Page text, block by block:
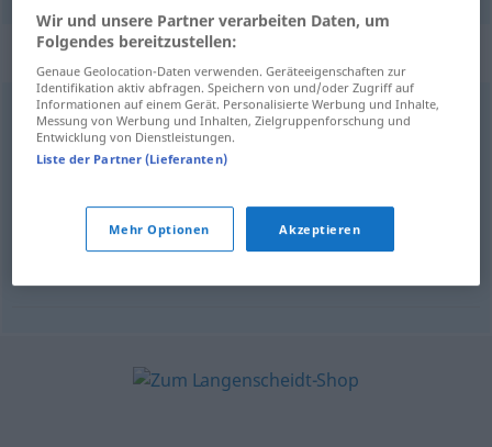
Beispielsätze für "Fernando"
Fernando nos harogadoque lo ayudemos
Fernando hat unsgebeten
keine direkte Übersetzung spanische
Wir und unsere Partner verarbeiten Daten, um
Folgendes bereitzustellen:
Genaue Geolocation-Daten verwenden. Geräteeigenschaften zur
Identifikation aktiv abfragen. Speichern von und/oder Zugriff auf
Informationen auf einem Gerät. Personalisierte Werbung und Inhalte,
Messung von Werbung und Inhalten, Zielgruppenforschung und
Entwicklung von Dienstleistungen.
Liste der Partner (Lieferanten)
Mehr Optionen Akzeptieren